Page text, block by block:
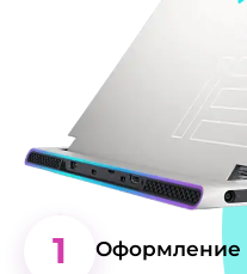
1 Оформление